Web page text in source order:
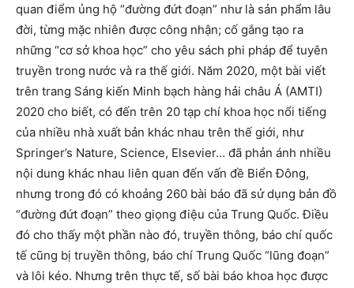
quan điểm ủng hộ “đường đứt đoạn” như là sản phẩm lâu
đời, từng mặc nhiên được công nhận; cố gắng tạo ra
những “cơ sở khoa học” cho yêu sách phi pháp để tuyên
truyền trong nước và ra thế giới. Năm 2020, một bài viết
trên trang Sáng kiến Minh bạch hàng hải châu Á (AMTI)
2020 cho biết, có đến trên 20 tạp chí khoa học nổi tiếng
của nhiều nhà xuất bản khác nhau trên thế giới, như
Springer’s Nature, Science, Elsevier… đã phản ánh nhiều
nội dung khác nhau liên quan đến vấn đề Biển Đông,
nhưng trong đó có khoảng 260 bài báo đã sử dụng bản đồ
“đường đứt đoạn” theo giọng điệu của Trung Quốc. Điều
đó cho thấy một phần nào đó, truyền thông, báo chí quốc
tế cũng bị truyền thông, báo chí Trung Quốc “lũng đoạn”
và lôi kéo. Nhưng trên thực tế, số bài báo khoa học được